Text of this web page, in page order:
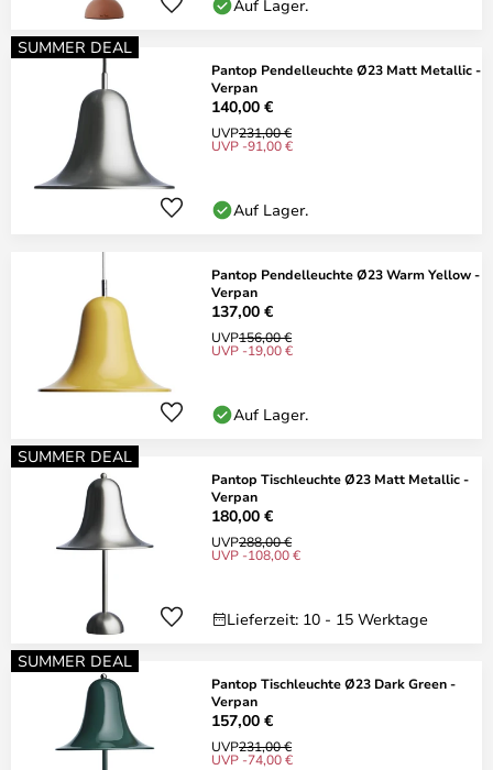
Auf Lager.
SUMMER DEAL
Pantop Pendelleuchte Ø23 Matt Metallic -
Verpan
140,00 €
UVP231,00 €
UVP -91,00 €
Auf Lager.
Pantop Pendelleuchte Ø23 Warm Yellow -
Verpan
137,00 €
UVP156,00 €
UVP -19,00 €
Auf Lager.
SUMMER DEAL
Pantop Tischleuchte Ø23 Matt Metallic -
Verpan
180,00 €
UVP288,00 €
UVP -108,00 €
Lieferzeit: 10 - 15 Werktage
SUMMER DEAL
Pantop Tischleuchte Ø23 Dark Green -
Verpan
157,00 €
UVP231,00 €
UVP -74,00 €